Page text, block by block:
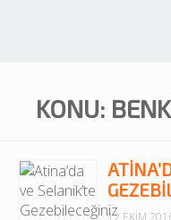
KONU:
12 EKIM